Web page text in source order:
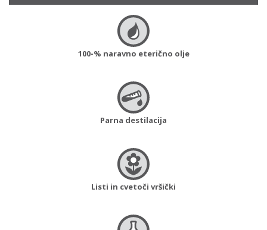
100-% naravno eterično olje
Parna destilacija
Listi in cvetoči vršički